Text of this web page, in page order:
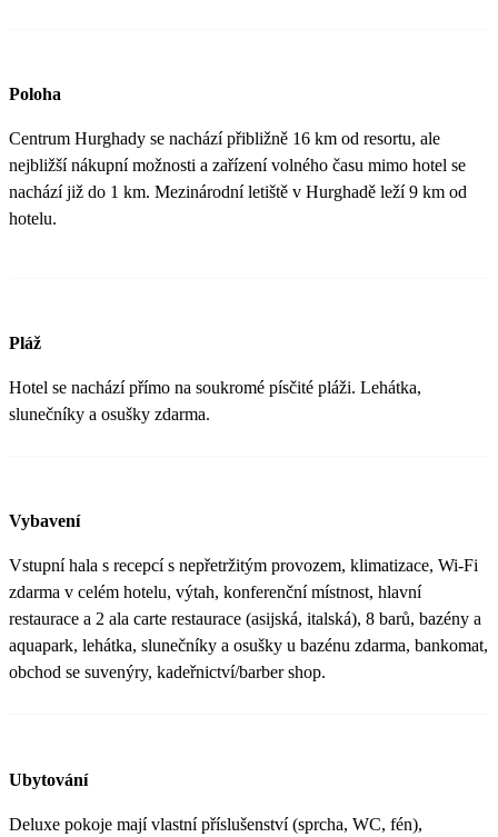
Poloha
Centrum Hurghady se nachází přibližně 16 km od resortu, ale
nejbližší nákupní možnosti a zařízení volného času mimo hotel se
nachází již do 1 km. Mezinárodní letiště v Hurghadě leží 9 km od
hotelu.
Pláž
Hotel se nachází přímo na soukromé písčité pláži. Lehátka,
slunečníky a osušky zdarma.
Vybavení
Vstupní hala s recepcí s nepřetržitým provozem, klimatizace, Wi-Fi
zdarma v celém hotelu, výtah, konferenční místnost, hlavní
restaurace a 2 ala carte restaurace (asijská, italská), 8 barů, bazény a
aquapark, lehátka, slunečníky a osušky u bazénu zdarma, bankomat,
obchod se suvenýry, kadeřnictví/barber shop.
Ubytování
Deluxe pokoje mají vlastní příslušenství (sprcha, WC, fén),